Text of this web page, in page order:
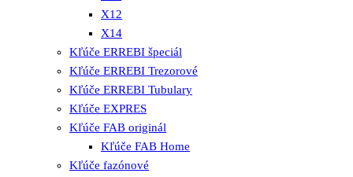
X12
X14
Kľúče ERREBI špeciál
Kľúče ERREBI Trezorové
Kľúče ERREBI Tubulary
Kľúče EXPRES
Kľúče FAB originál
Kľúče FAB Home
Kľúče fazónové